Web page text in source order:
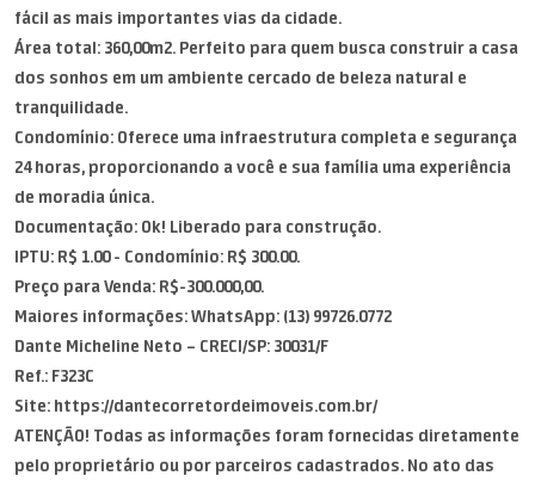
fácil as mais importantes vias da cidade.
Área total: 360,00m2. Perfeito para quem busca construir a casa
dos sonhos em um ambiente cercado de beleza natural e
tranquilidade.
Condomínio: Oferece uma infraestrutura completa e segurança
24 horas, proporcionando a você e sua família uma experiência
de moradia única.
Documentação: Ok! Liberado para construção.
IPTU: R$ 1.00 - Condomínio: R$ 300.00.
Preço para Venda: R$-300.000,00.
Maiores informações: WhatsApp: (13) 99726.0772
Dante Micheline Neto – CRECI/SP: 30031/F
Ref.: F323C
Site: https://dantecorretordeimoveis.com.br/
ATENÇÃO! Todas as informações foram fornecidas diretamente
pelo proprietário ou por parceiros cadastrados. No ato das